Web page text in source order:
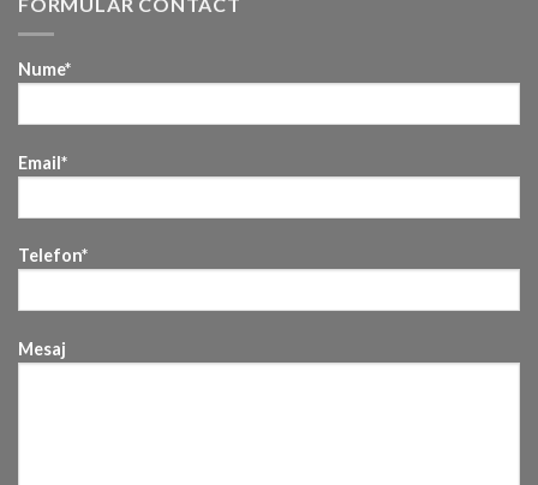
FORMULAR CONTACT
Nume*
Email*
Telefon*
Mesaj